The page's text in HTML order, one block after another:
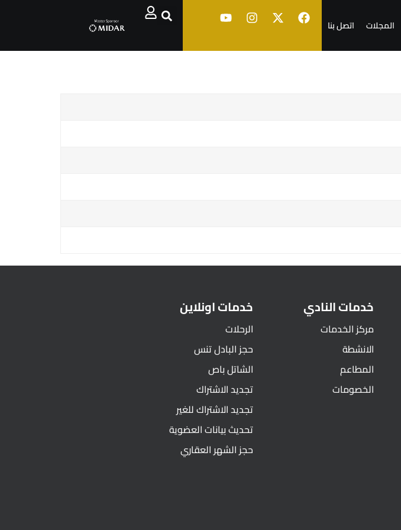
المجلات اتصل بنا
خدمات النادي
مركز الخدمات
الانشطة
المطاعم
الخصومات
خدمات اونلاين
الرحلات
حجز البادل تنس
الشاتل باص
تجديد الاشتراك
تجديد الاشتراك للغير
تحديث بيانات العضوية
حجز الشهر العقاري